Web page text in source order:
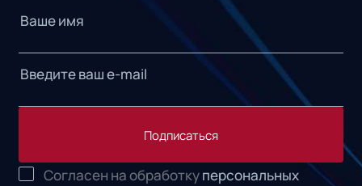
Подписаться
Согласен на обработкуперсональных